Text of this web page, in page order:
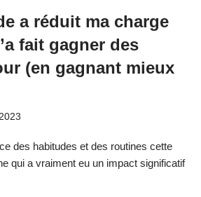
a réduit ma charge
fait gagner des
(en gagnant mieux
des habitudes et des routines cette
qui a vraiment eu un impact significatif